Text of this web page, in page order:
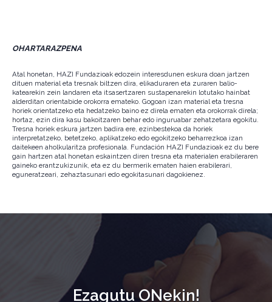
OHARTARAZPENA
Atal honetan, HAZI Fundazioak edozein interesdunen eskura doan jartzen
dituen material eta tresnak biltzen dira, elikaduraren eta zuraren balio-
katearekin zein landaren eta itsasertzaren sustapenarekin lotutako hainbat
alderditan orientabide orokorra emateko. Gogoan izan material eta tresna
horiek orientatzeko eta hedatzeko baino ez direla ematen eta orokorrak direla;
hortaz, ezin dira kasu bakoitzaren behar edo inguruabar zehatzetara egokitu.
Tresna horiek eskura jartzen badira ere, ezinbestekoa da horiek
interpretatzeko, betetzeko, aplikatzeko edo egokitzeko beharrezkoa izan
daitekeen aholkularitza profesionala. Fundación HAZI Fundazioak ez du bere
gain hartzen atal honetan eskaintzen diren tresna eta materialen erabileraren
gaineko erantzukizunik, eta ez du bermerik ematen haien erabilerari,
eguneratzeari, zehaztasunari edo egokitasunari dagokienez.
Ezagutu ONekin!